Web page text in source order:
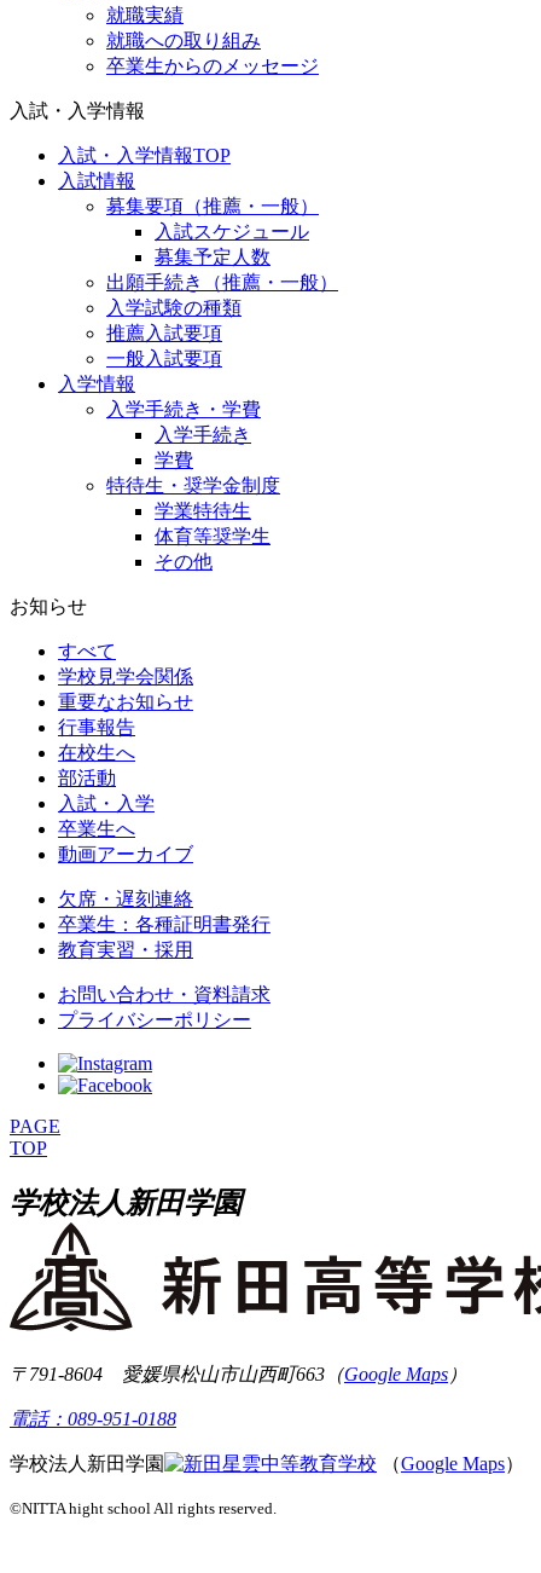
就職実績
就職への取り組み
卒業生からのメッセージ
入試・入学情報
入試・入学情報TOP
入試情報
募集要項（推薦・一般）
入試スケジュール
募集予定人数
出願手続き（推薦・一般）
入学試験の種類
推薦入試要項
一般入試要項
入学情報
入学手続き・学費
入学手続き
学費
特待生・奨学金制度
学業特待生
体育等奨学生
その他
お知らせ
すべて
学校見学会関係
重要なお知らせ
行事報告
在校生へ
部活動
入試・入学
卒業生へ
動画アーカイブ
欠席・遅刻連絡
卒業生：各種証明書発行
教育実習・採用
お問い合わせ・資料請求
プライバシーポリシー
PAGE
TOP
学校法人新田学園
〒791-8604 愛媛県松山市山西町663 （Google Maps ）
電話： 089-951-0188
学校法人新田学園 （Google Maps）
©NITTA hight school All rights reserved.